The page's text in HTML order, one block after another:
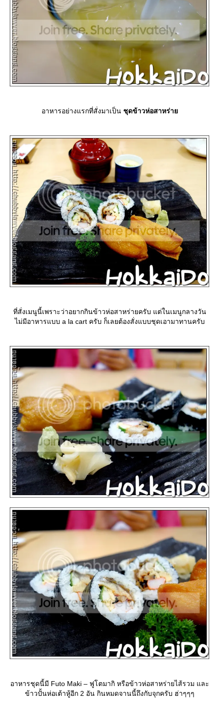
อาหารอย่างแรกที่สั่งมาเป็น ชุดข้าวห่อสาหร่า
ที่สั่งเมนูนี้เพราะว่าอยากกินข้าวห่อสาหร่ายครับ แต่ในเมนูกลางวัน
ไม่มีอาหารแบบ a la cart ครับ ก็เลยต้องสั่งแบบชุดเอามาทานครับ
อาหารชุดนี้มี Futo Maki – ฟูโตมากิ หรือข้าวห่อสาหร่ายไส้รวม และ
ข้าวปั้นห่อเต้าหู้อีก 2 อัน กินหมดจานนี้ถึงกับจุกครับ ฮ่าๆๆๆ